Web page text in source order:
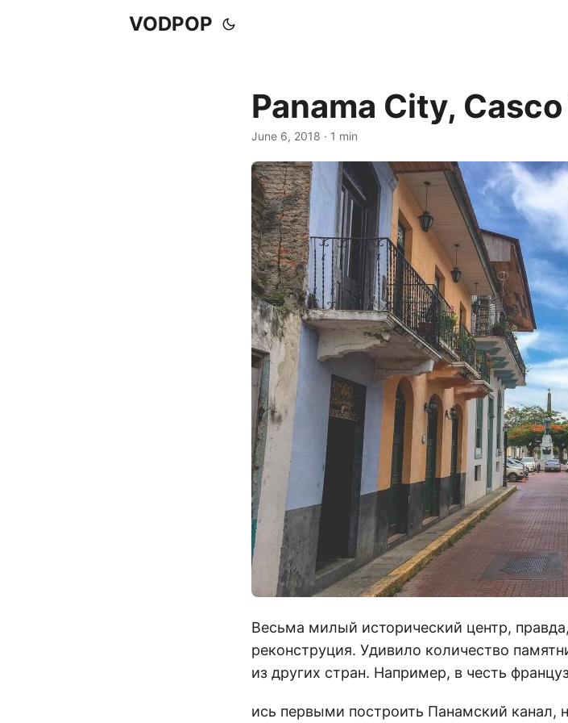
VODPOP
Panama City,
June 6, 2018 · 1 min
Весьма милый исторический центр,
реконструция. Удивило количество
из других стран. Например, в честь
ись первыми построить Панамский канал,